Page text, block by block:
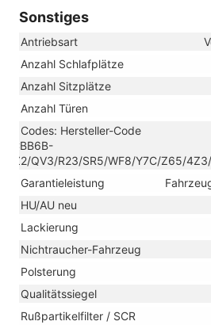
Sonstiges
Antriebsart
Anzahl Schlafplätze
Anzahl Sitzplätze
Anzahl Türen
Codes: Hersteller-Code
SCBB6B-
NZ2/QV3/R23/SR5/WF8/Y7C/Z65/
Garantieleistung
HU/AU neu
Lackierung
Nichtraucher-Fahrzeug
Polsterung
Qualitätssiegel
Rußpartikelfilter / SCR